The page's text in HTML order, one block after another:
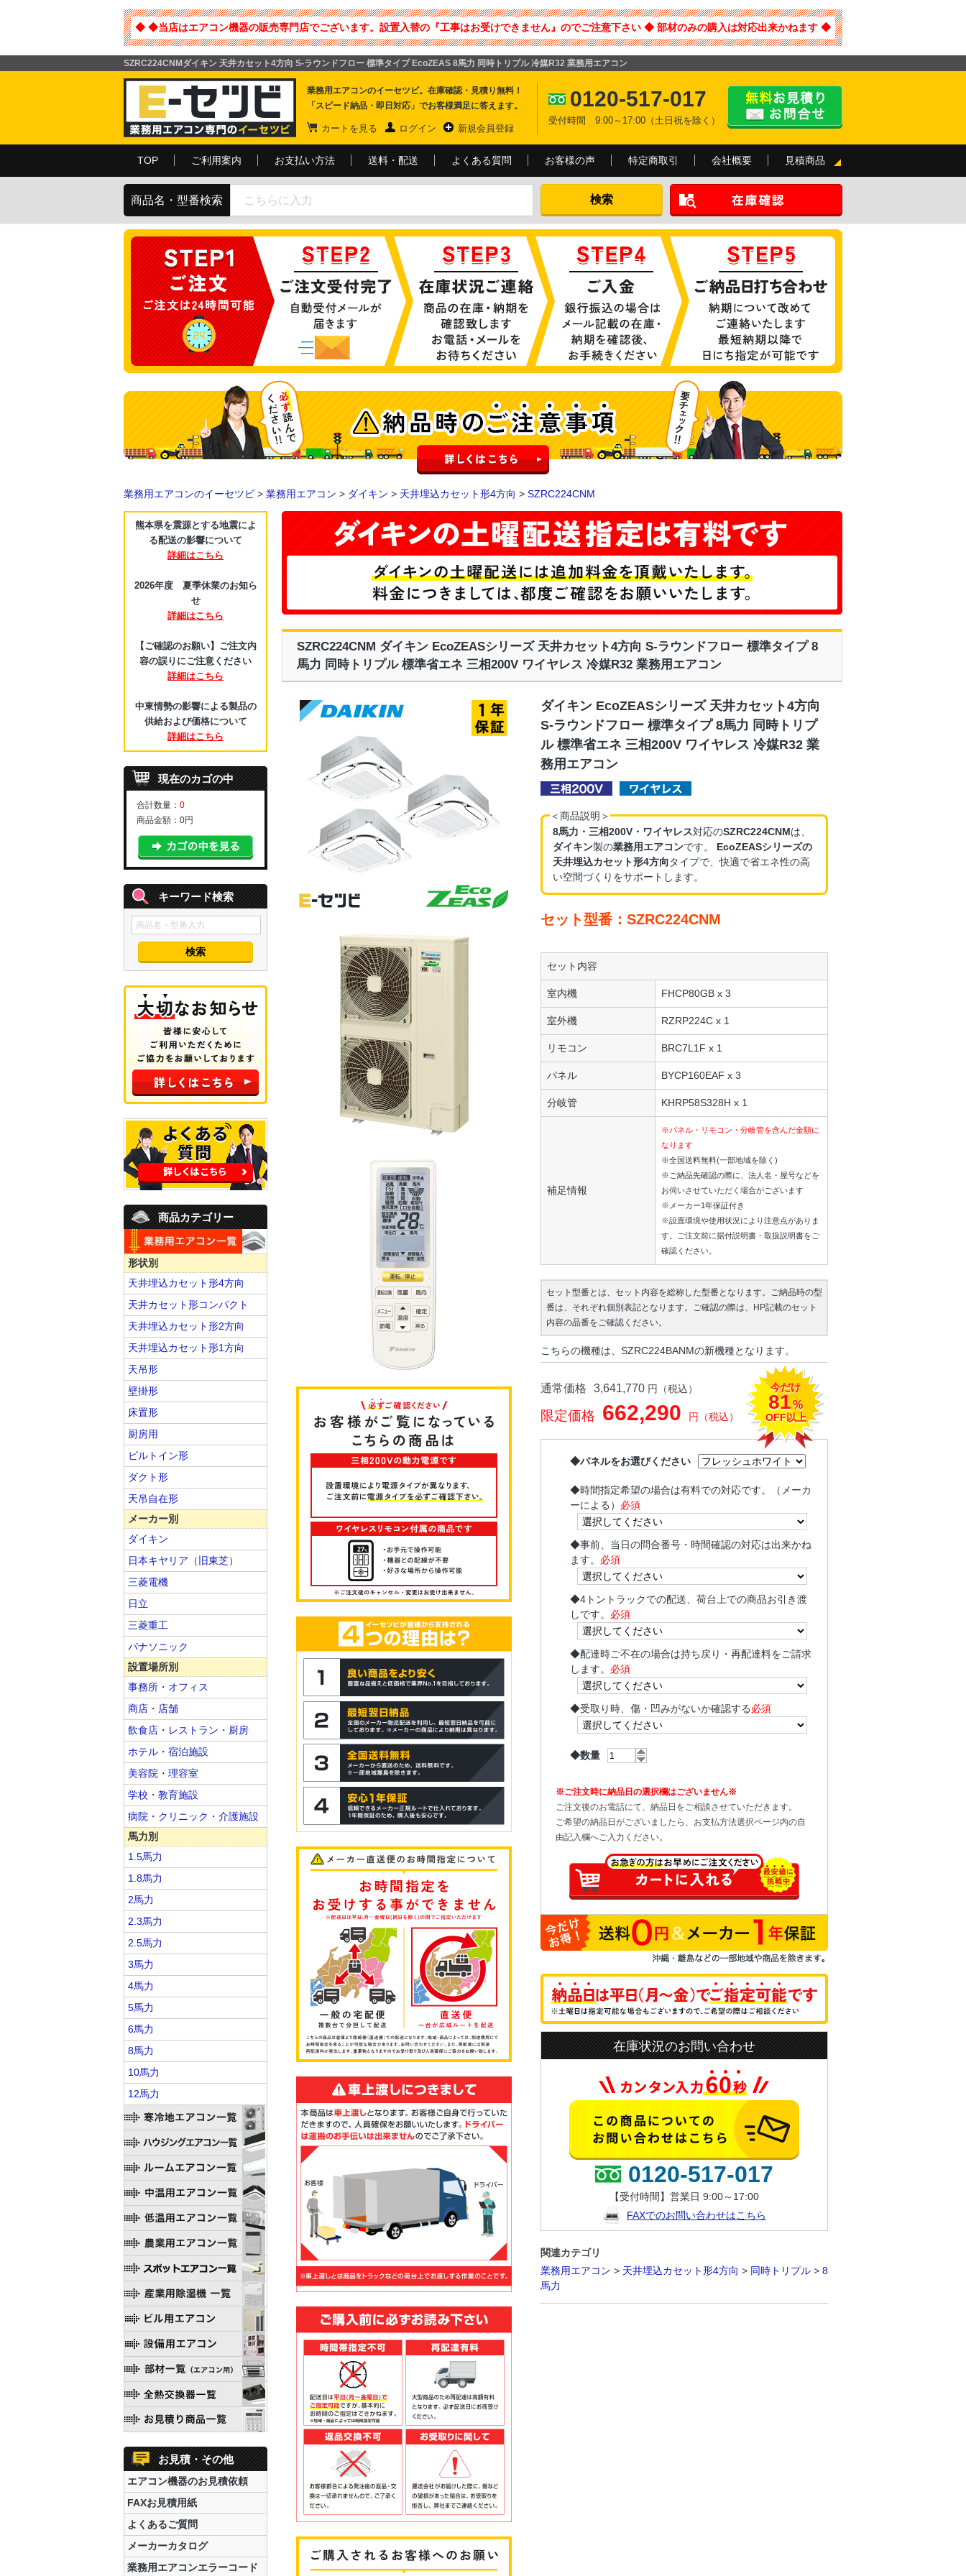
◆ ◆当店はエアコン機器の販売専門店でございます。設置入替の『工事はお受けできません』のでご注意下さい ◆ 部材のみの購入は対応出来かねます ◆
SZRC224CNMダイキン 天井カセット4方向 S-ラウンドフロー 標準タイプ EcoZEAS 8馬力 同時トリプル 冷媒R32 業務用エアコン
業務用エアコンのイーセツビ。在庫確認・見積り無料！
「スピード納品・即日対応」でお客様満足に答えます。
カートを見る ログイン 新規会員登録
0120-517-017
受付時間 9:00～17:00（土日祝を除く）
TOP ご利用案内 お支払い方法 送料・配送 よくある質問 お客様の声 特定商取引 会社概要 見積商品
商品名・型番検索
業務用エアコンのイーセツビ > 業務用エアコン > ダイキン > 天井埋込カセット形4方向 > SZRC224CNM
SZRC224CNM ダイキン EcoZEASシリーズ 天井カセット4方向 S-ラウンドフロー 標準タイプ 8
馬力 同時トリプル 標準省エネ 三相200V ワイヤレス 冷媒R32 業務用エアコン
ダイキン EcoZEASシリーズ 天井カセット4方向
S-ラウンドフロー 標準タイプ 8馬力 同時トリプ
ル 標準省エネ 三相200V ワイヤレス 冷媒R32 業
務用エアコン
＜商品説明＞
8馬力・三相200V・ワイヤレス対応のSZRC224CNMは、
ダイキン製の業務用エアコンです。 EcoZEASシリーズの
天井埋込カセット形4方向タイプで、快適で省エネ性の高
い空間づくりをサポートします。
セット型番：SZRC224CNM
セット内容
室内機 FHCP80GB x 3
室外機 RZRP224C x 1
リモコン BRC7L1F x 1
パネル BYCP160EAF x 3
分岐管 KHRP58S328H x 1
補足情報
※パネル・リモコン・分岐管を含んだ金額に
なります
※全国送料無料(一部地域を除く)
※ご納品先確認の際に、法人名・屋号などを
お伺いさせていただく場合がございます
※メーカー1年保証付き
※設置環境や使用状況により注意点がありま
す。ご注文前に据付説明書・取扱説明書をご
確認ください。
セット型番とは、セット内容を総称した型番となります。ご納品時の型
番は、それぞれ個別表記となります。ご確認の際は、HP記載のセット
内容の品番をご確認ください。
こちらの機種は、SZRC224BANMの新機種となります。
通常価格 3,641,770 円（税込）
限定価格 662,290 円（税込）
今だけ
81%
OFF以上
◆パネルをお選びください
◆時間指定希望の場合は有料での対応です。（メーカ
ーによる） 必須
◆事前、当日の問合番号・時間確認の対応は出来かね
ます。 必須
◆4トントラックでの配送、荷台上での商品お引き渡
しです。 必須
◆配達時ご不在の場合は持ち戻り・再配達料をご請求
します。 必須
◆受取り時、傷・凹みがないか確認する必須
◆数量
※ご注文時に納品日の選択欄はございません※
ご注文後のお電話にて、納品日をご相談させていただきます。
ご希望の納品日がございましたら、お支払方法選択ページ内の自
由記入欄へご入力ください。
在庫状況のお問い合わせ
0120-517-017
【受付時間】営業日 9:00～17:00
FAXでのお問い合わせはこちら
関連カテゴリ
業務用エアコン > 天井埋込カセット形4方向 > 同時トリプル > 8
馬力
熊本県を震源とする地震によ
る配送の影響について
詳細はこちら
2026年度 夏季休業のお知ら
せ
詳細はこちら
【ご確認のお願い】ご注文内
容の誤りにご注意ください
詳細はこちら
中東情勢の影響による製品の
供給および価格について
詳細はこちら
現在のカゴの中
合計数量： 0
商品金額： 0円
キーワード検索
商品カテゴリー
形状別
天井埋込カセット形4方向
天井カセット形コンパクト
天井埋込カセット形2方向
天井埋込カセット形1方向
天吊形
壁掛形
床置形
厨房用
ビルトイン形
ダクト形
天吊自在形
メーカー別
ダイキン
日本キヤリア（旧東芝）
三菱電機
日立
三菱重工
パナソニック
設置場所別
事務所・オフィス
商店・店舗
飲食店・レストラン・厨房
ホテル・宿泊施設
美容院・理容室
学校・教育施設
病院・クリニック・介護施設
馬力別
1.5馬力
1.8馬力
2馬力
2.3馬力
2.5馬力
3馬力
4馬力
5馬力
6馬力
8馬力
10馬力
12馬力
お見積・その他
エアコン機器のお見積依頼
FAXお見積用紙
よくあるご質問
メーカーカタログ
業務用エアコンエラーコード